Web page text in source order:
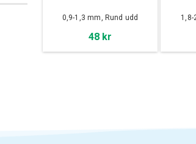
0,9-1,3 mm, Rund udd
48 kr
1,8-